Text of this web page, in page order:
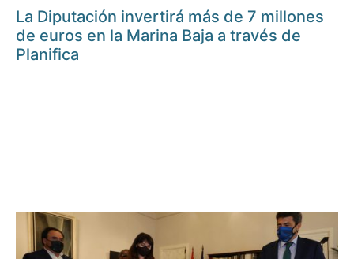
La Diputación invertirá más de 7 millones
de euros en la Marina Baja a través de
Planifica